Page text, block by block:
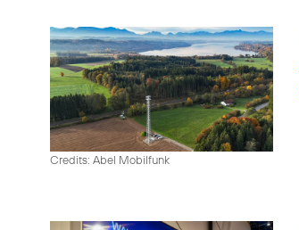
Credits: Abel Mobilfunk